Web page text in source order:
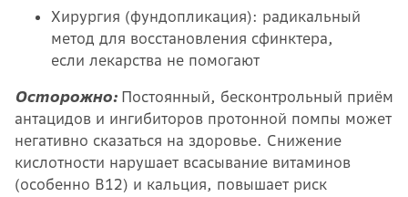
Хирургия (фундопликация): радикальный
метод для восстановления сфинктера,
если лекарства не помогают
Осторожно: Постоянный, бесконтрольный приём
антацидов и ингибиторов протонной помпы может
негативно сказаться на здоровье. Снижение
кислотности нарушает всасывание витаминов
(особенно B12) и кальция, повышает риск